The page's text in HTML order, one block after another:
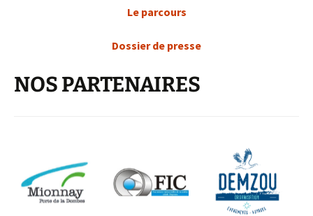
Le parcours
Dossier de presse
NOS PARTENAIRES